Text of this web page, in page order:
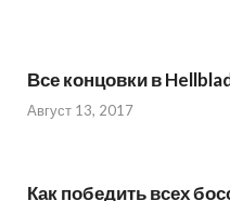
Все концовки в
Август 13, 2017
Как победить всех